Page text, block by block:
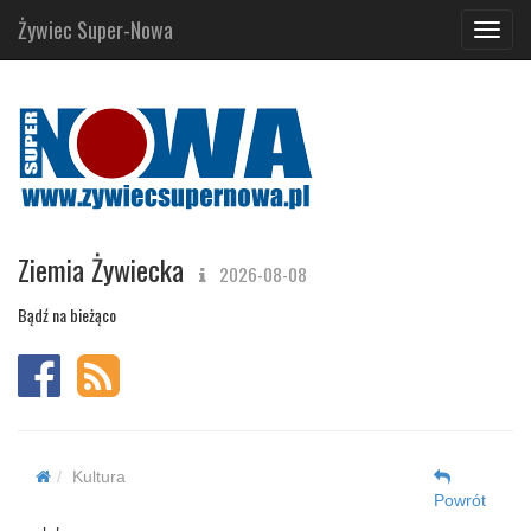
Żywiec Super-Nowa
Ziemia Żywiecka 2026-08-08
Bądź na bieżąco
Kultura
Powrót